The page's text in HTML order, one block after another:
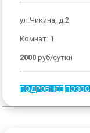
ул.Чикина, д.2
Комнат: 1
2000 руб/сутки
ПОДРОБНЕЕ